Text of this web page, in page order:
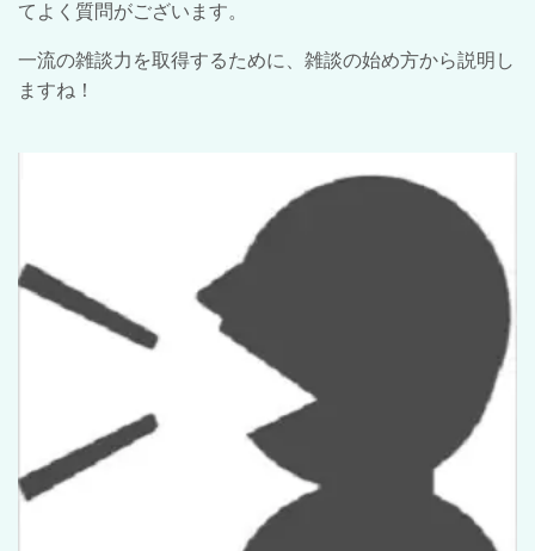
てよく質問がございます。
一流の雑談力を取得するために、雑談の始め方から説明し
ますね！